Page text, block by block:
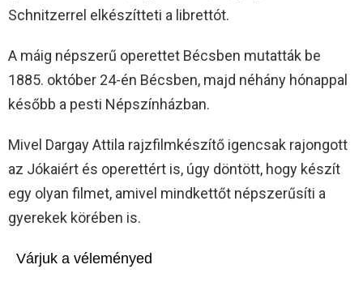
Schnitzerrel elkészítteti a librettót.
A máig népszerű operettet Bécsben mutatták be
1885. október 24-én Bécsben, majd néhány hónappal
később a pesti Népszínházban.
Mivel Dargay Attila rajzfilmkészítő igencsak rajongott
az Jókaiért és operettért is, úgy döntött, hogy készít
egy olyan filmet, amivel mindkettőt népszerűsíti a
gyerekek körében is.
Várjuk a véleményed